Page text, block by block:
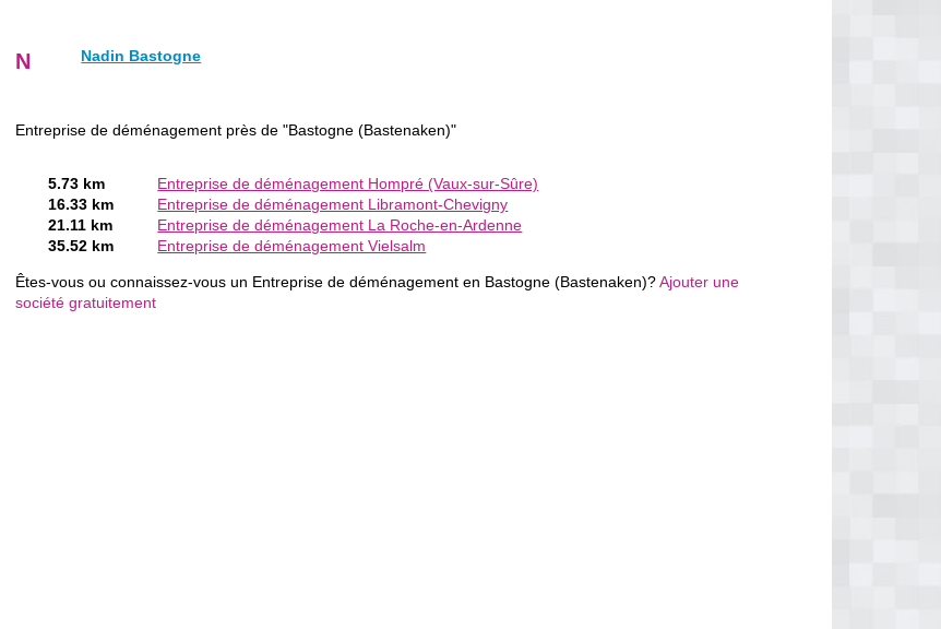
N Nadin Bastogne
Entreprise de déménagement près de "Bastogne (Bastenaken)"
5.73 km
Entreprise de déménagement Hompré (Vaux-sur-Sûre)
16.33 km
Entreprise de déménagement Libramont-Chevigny
21.11 km
Entreprise de déménagement La Roche-en-Ardenne
35.52 km
Entreprise de déménagement Vielsalm
Êtes-vous ou connaissez-vous un Entreprise de déménagement en Bastogne (Bastenaken)?Ajouter une
société gratuitement